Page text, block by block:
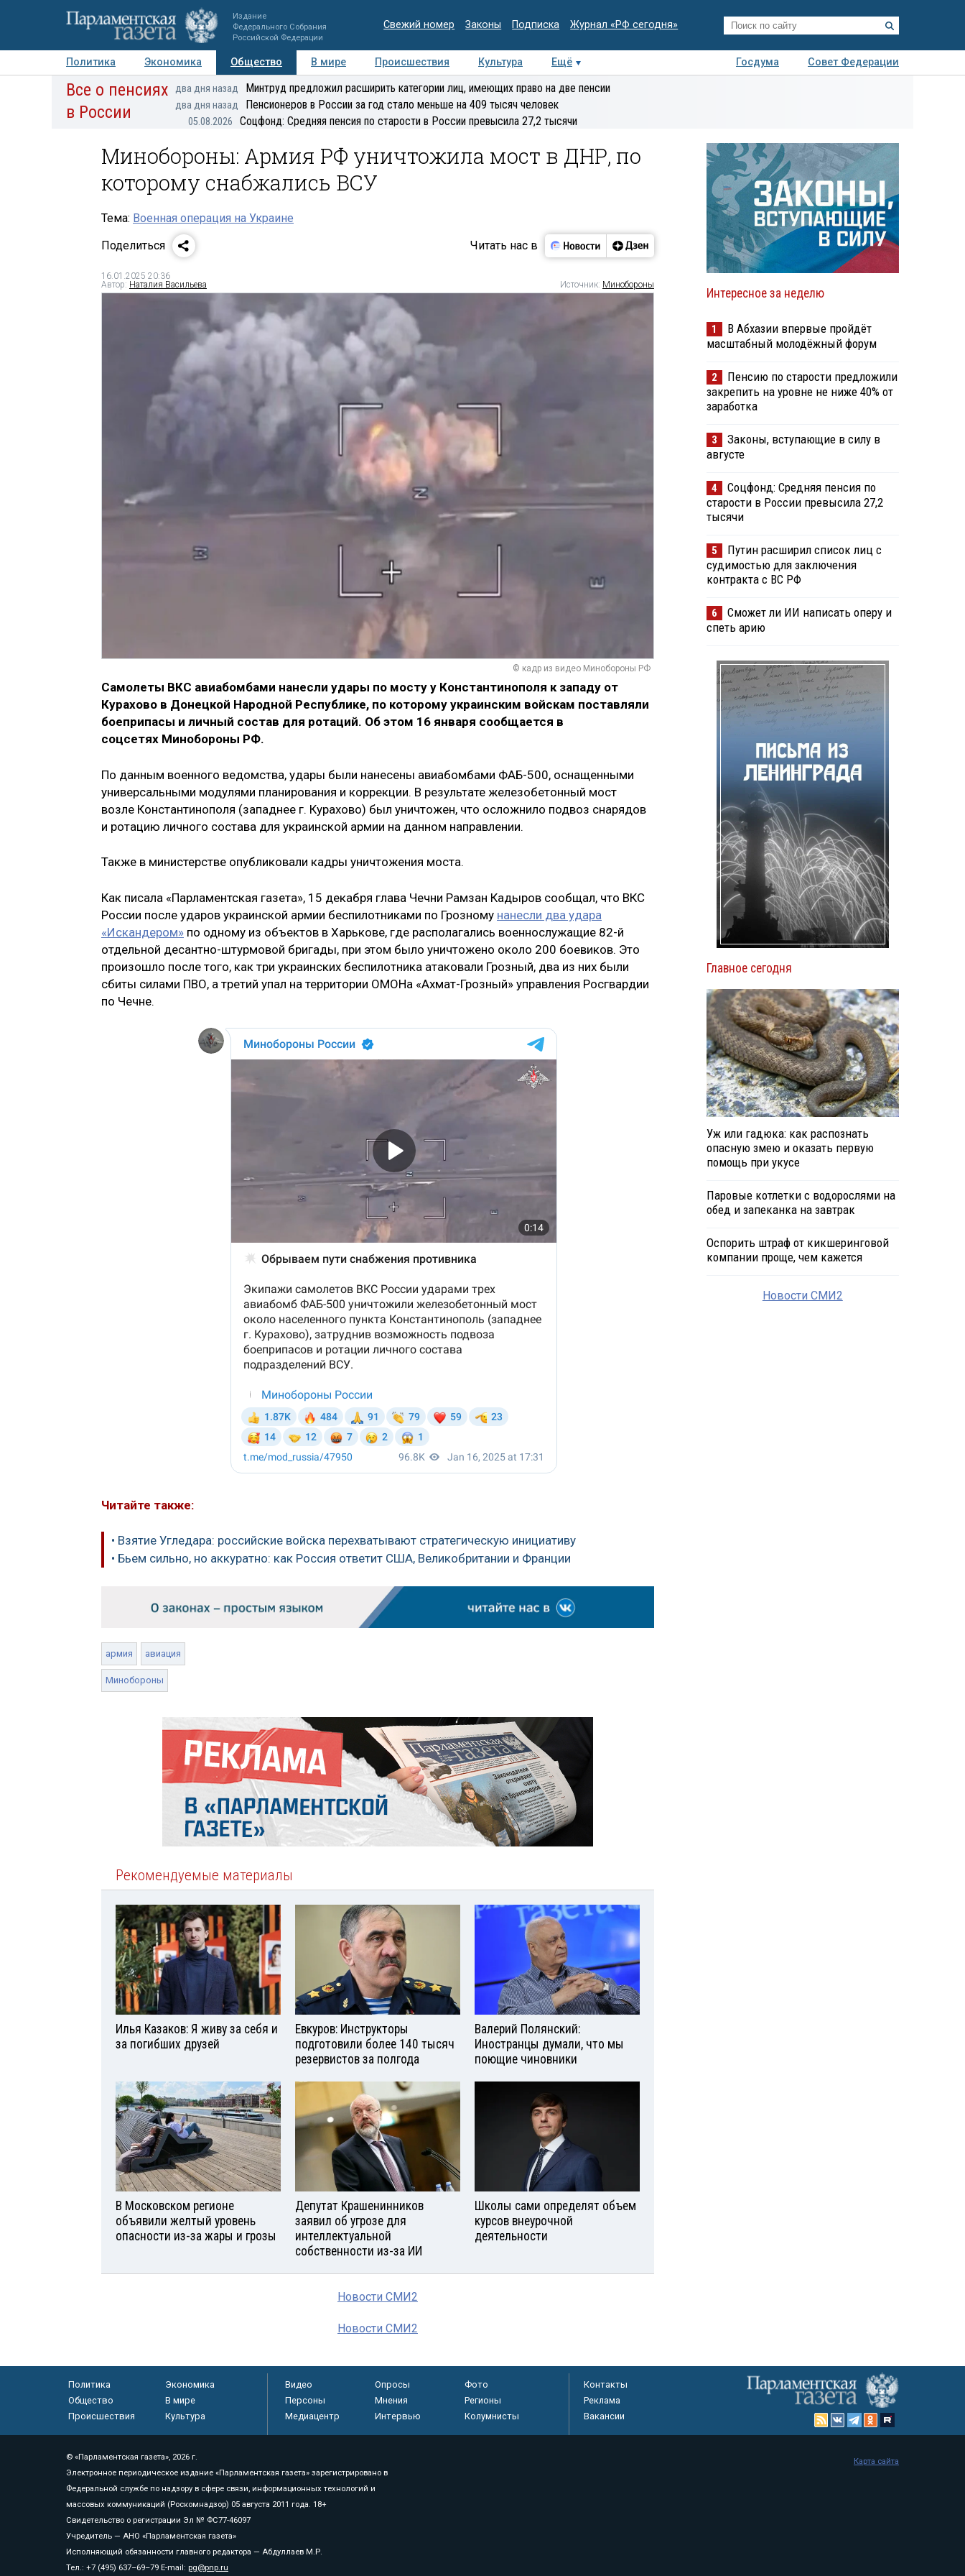
Издание
Федерального Собрания
Российской Федерации
Свежий номер Законы Подписка Журнал «РФ сегодня»
Политика Экономика Общество В мире Происшествия Культура Ещё Госдума
Совет Федерации
Авторы Персоны Мнения Регионы Медиацентр Интервью Колумнисты
Деловая
Все о пенсиях
в России
два дня назад Минтруд предложил расширить категории лиц, имеющих право на две пенсии
два дня назад Пенсионеров в России за год стало меньше на 409 тысяч человек
05.08.2026 Соцфонд: Средняя пенсия по старости в России превысила 27,2 тысячи
Минобороны: Армия РФ уничтожила мост в ДНР, по
которому снабжались ВСУ
Тема: Военная операция на Украине
Поделиться
Читать нас в
16.01.2025 20:36
Автор: Наталия Васильева Источник: Минобороны
© кадр из видео Минобороны РФ
Самолеты ВКС авиабомбами нанесли удары по мосту у Константинополя к западу от
Курахово в Донецкой Народной Республике, по которому украинским войскам поставляли
боеприпасы и личный состав для ротаций. Об этом 16 января сообщается в
соцсетях Минобороны РФ.
По данным военного ведомства, удары были нанесены авиабомбами ФАБ-500, оснащенными
универсальными модулями планирования и коррекции. В результате железобетонный мост
возле Константинополя (западнее г. Курахово) был уничтожен, что осложнило подвоз снарядов
и ротацию личного состава для украинской армии на данном направлении.
Также в министерстве опубликовали кадры уничтожения моста.
Как писала «Парламентская газета», 15 декабря глава Чечни Рамзан Кадыров сообщал, что ВКС
России после ударов украинской армии беспилотниками по Грозному нанесли два удара
«Искандером» по одному из объектов в Харькове, где располагались военнослужащие 82-й
отдельной десантно-штурмовой бригады, при этом было уничтожено около 200 боевиков. Это
произошло после того, как три украинских беспилотника атаковали Грозный, два из них были
сбиты силами ПВО, а третий упал на территории ОМОНа «Ахмат-Грозный» управления Росгвардии
по Чечне.
Читайте также:
• Взятие Угледара: российские войска перехватывают стратегическую инициативу
• Бьем сильно, но аккуратно: как Россия ответит США, Великобритании и Франции
армия авиация
Минобороны
Рекомендуемые материалы
Илья Казаков: Я живу за себя и
за погибших друзей
Евкуров: Инструкторы
подготовили более 140 тысяч
резервистов за полгода
Валерий Полянский:
Иностранцы думали, что мы
поющие чиновники
В Московском регионе
объявили желтый уровень
опасности из-за жары и грозы
Депутат Крашенинников
заявил об угрозе для
интеллектуальной
собственности из-за ИИ
Школы сами определят объем
курсов внеурочной
деятельности
Новости СМИ2
Новости СМИ2
Интересное за неделю
1
В Абхазии впервые пройдёт
масштабный молодёжный форум
2
Пенсию по старости предложили
закрепить на уровне не ниже 40% от
заработка
3
Законы, вступающие в силу в
августе
4
Соцфонд: Средняя пенсия по
старости в России превысила 27,2
тысячи
5
Путин расширил список лиц с
судимостью для заключения
контракта с ВС РФ
6
Сможет ли ИИ написать оперу и
спеть арию
Главное сегодня
Уж или гадюка: как распознать
опасную змею и оказать первую
помощь при укусе
Паровые котлетки с водорослями на
обед и запеканка на завтрак
Оспорить штраф от кикшеринговой
компании проще, чем кажется
Новости СМИ2
Политика
Экономика
Общество
В мире
Происшествия
Культура
Видео Опросы
Фото
Персоны
Мнения
Регионы
Медиацентр
Интервью Колумнисты
Контакты
Реклама
Вакансии
© «Парламентская газета», 2026 г.
Электронное периодическое издание «Парламентская газета» зарегистрировано в
Федеральной службе по надзору в сфере связи, информационных технологий и
массовых коммуникаций (Роскомнадзор) 05 августа 2011 года. 18+
Свидетельство о регистрации Эл № ФС77-46097
Учредитель — АНО «Парламентская газета»
Исполняющий обязанности главного редактора — Абдуллаев М.Р.
Тел.: +7 (495) 637–69–79 E-mail: pg@pnp.ru
Карта сайта